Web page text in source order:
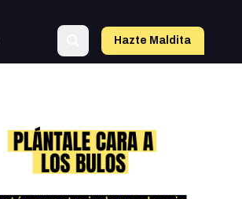
Hazte Maldito